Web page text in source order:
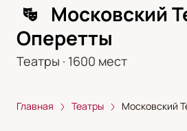
Московский
Оперетты
Театры · 1600 мест
Главная Театры Московский